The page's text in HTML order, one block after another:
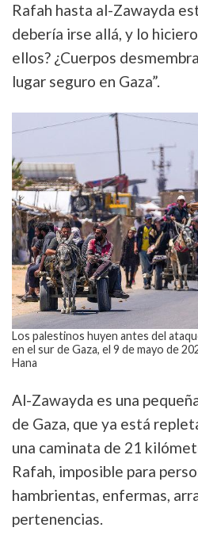
Rafah hasta al-Zawayda
debería irse allá, y lo
ellos? ¿Cuerpos
lugar seguro en Gaza”.
Los palestinos huyen antes del
en el sur de Gaza, el 9 de mayo de
Hana
Al-Zawayda es una
de Gaza, que ya está
una caminata de 21
Rafah, imposible para
hambrientas, enfermas,
pertenencias.